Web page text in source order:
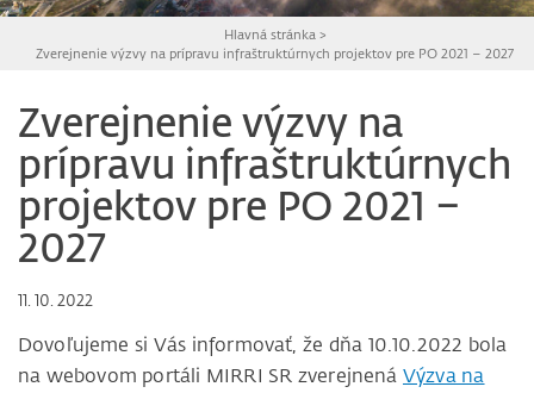
Hlavná stránka >
Zverejnenie výzvy na prípravu infraštruktúrnych projektov pre PO 2021 – 2027
Zverejnenie výzvy na
prípravu infraštruktúrnych
projektov pre PO 2021 –
2027
11. 10. 2022
Dovoľujeme si Vás informovať, že dňa 10.10.2022 bola
na webovom portáli MIRRI SR zverejnená Výzva na